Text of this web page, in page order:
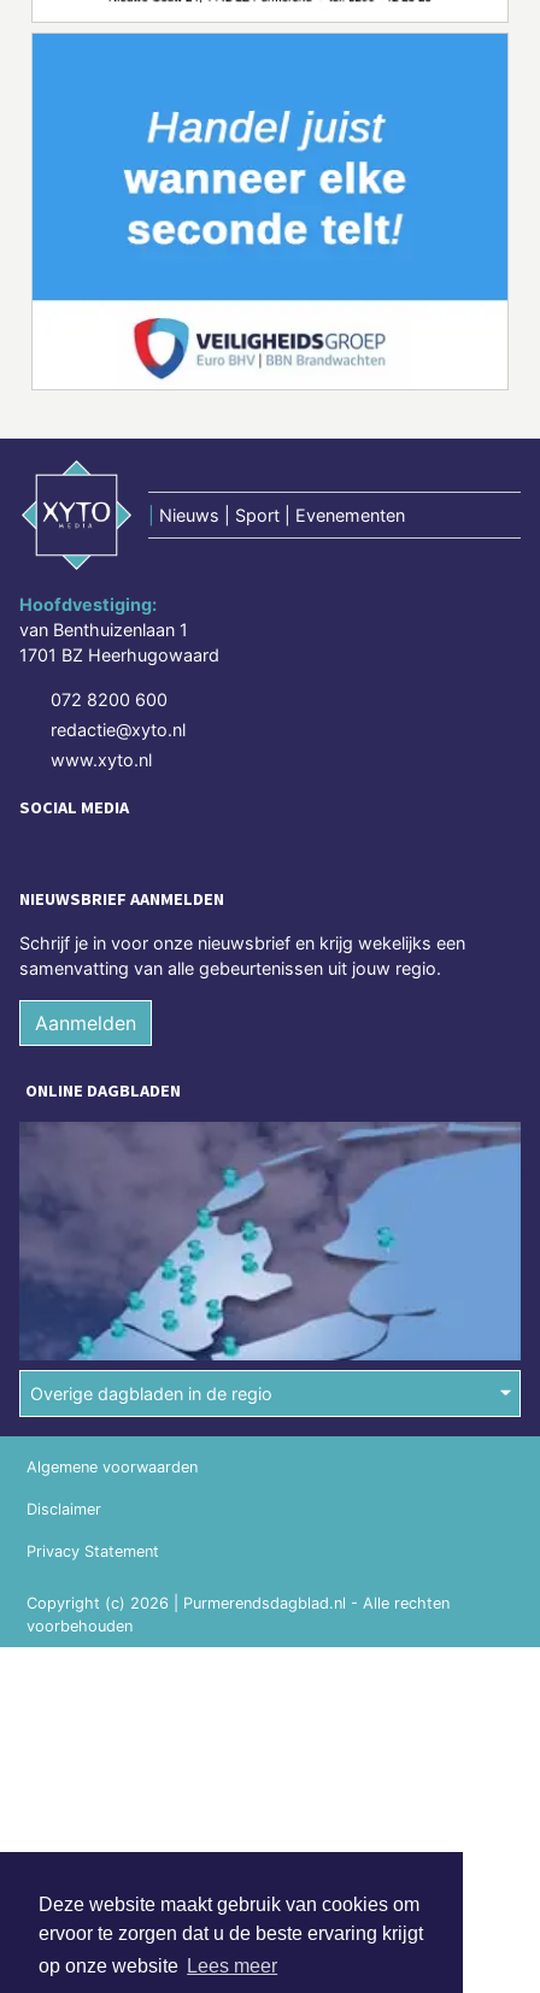
Deze website maakt gebruik van cookies om
ervoor te zorgen dat u de beste ervaring krijgt
op onze website Lees meer
Nieuws | Sport | Evenementen
Hoofdvestiging:
van Benthuizenlaan 1
1701 BZ Heerhugowaard
072 8200 600
redactie@xyto.nl
www.xyto.nl
SOCIAL MEDIA
NIEUWSBRIEF AANMELDEN
Schrijf je in voor onze nieuwsbrief en krijg wekelijks een
samenvatting van alle gebeurtenissen uit jouw regio.
Aanmelden
ONLINE DAGBLADEN
Overige dagbladen in de regio
Copyright (c) 2026 | Purmerendsdagblad.nl - Alle rechten
voorbehouden
Algemene voorwaarden
Disclaimer
Privacy Statement